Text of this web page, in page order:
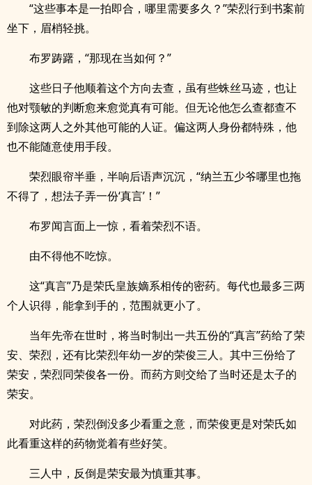
“这些事本是一拍即合，哪里需要多久？”荣烈行到书案前
坐下，眉梢轻挑。
布罗踌躇，“那现在当如何？”
这些日子他顺着这个方向去查，虽有些蛛丝马迹，也让
他对颚敏的判断愈来愈觉真有可能。但无论他怎么查都查不
到除这两人之外其他可能的人证。偏这两人身份都特殊，他
也不能随意使用手段。
荣烈眼帘半垂，半响后语声沉沉，“纳兰五少爷哪里也拖
不得了，想法子弄一份‘真言’！”
布罗闻言面上一惊，看着荣烈不语。
由不得他不吃惊。
这“真言”乃是荣氏皇族嫡系相传的密药。每代也最多三两
个人识得，能拿到手的，范围就更小了。
当年先帝在世时，将当时制出一共五份的“真言”药给了荣
安、荣烈，还有比荣烈年幼一岁的荣俊三人。其中三份给了
荣安，荣烈同荣俊各一份。而药方则交给了当时还是太子的
荣安。
对此药，荣烈倒没多少看重之意，而荣俊更是对荣氏如
此看重这样的药物觉着有些好笑。
三人中，反倒是荣安最为慎重其事。